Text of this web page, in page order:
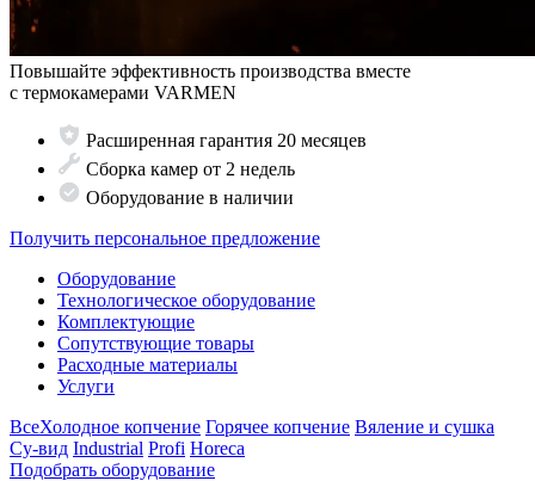
Повышайте эффективность производства вместе
с термокамерами VARMEN
Расширенная гарантия 20 месяцев
Сборка камер от 2 недель
Оборудование в наличии
Получить персональное предложение
Оборудование
Технологическое оборудование
Комплектующие
Сопутствующие товары
Расходные материалы
Услуги
ВсеХолодное копчение Горячее копчение Вяление и сушка
Су-вид Industrial Profi Horeca
Подобрать оборудование